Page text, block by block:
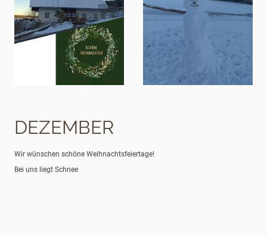
DEZEMBER
Wir wünschen schöne Weihnachtsfeiertage!
Bei uns liegt Schnee